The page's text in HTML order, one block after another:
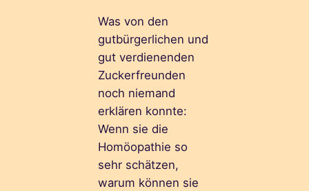
Was von den
gutbürgerlichen und
gut verdienenden
Zuckerfreunden
noch niemand
erklären konnte:
Wenn sie die
Homöopathie so
sehr schätzen,
warum können sie